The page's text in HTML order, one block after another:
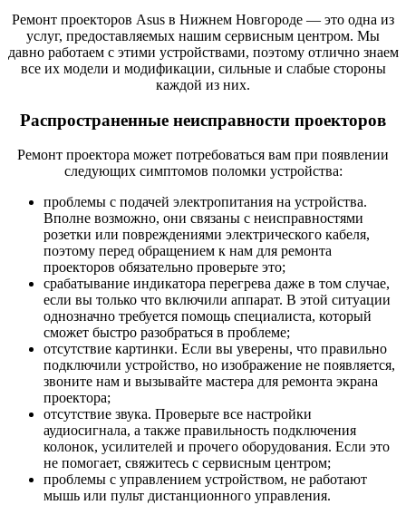
Ремонт проекторов Asus в Нижнем Новгороде — это одна из
услуг, предоставляемых нашим сервисным центром. Мы
давно работаем с этими устройствами, поэтому отлично знаем
все их модели и модификации, сильные и слабые стороны
каждой из них.
Распространенные неисправности проекторов
Ремонт проектора может потребоваться вам при появлении
следующих симптомов поломки устройства:
проблемы с подачей электропитания на устройства.
Вполне возможно, они связаны с неисправностями
розетки или повреждениями электрического кабеля,
поэтому перед обращением к нам для ремонта
проекторов обязательно проверьте это;
срабатывание индикатора перегрева даже в том случае,
если вы только что включили аппарат. В этой ситуации
однозначно требуется помощь специалиста, который
сможет быстро разобраться в проблеме;
отсутствие картинки. Если вы уверены, что правильно
подключили устройство, но изображение не появляется,
звоните нам и вызывайте мастера для ремонта экрана
проектора;
отсутствие звука. Проверьте все настройки
аудиосигнала, а также правильность подключения
колонок, усилителей и прочего оборудования. Если это
не помогает, свяжитесь с сервисным центром;
проблемы с управлением устройством, не работают
мышь или пульт дистанционного управления.